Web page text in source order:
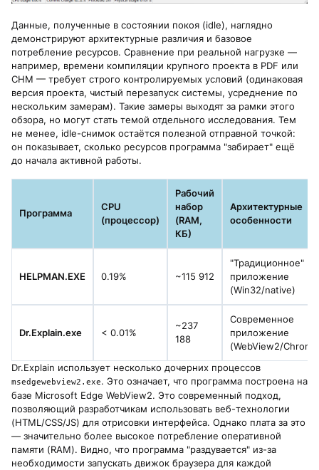
Данные, полученные в состоянии покоя (idle), наглядно
демонстрируют архитектурные различия и базовое
потребление ресурсов. Сравнение при реальной нагрузке —
например, времени компиляции крупного проекта в PDF или
CHM — требует строго контролируемых условий (одинаковая
версия проекта, чистый перезапуск системы, усреднение по
нескольким замерам). Такие замеры выходят за рамки этого
обзора, но могут стать темой отдельного исследования. Тем
не менее, idle-снимок остаётся полезной отправной точкой:
он показывает, сколько ресурсов программа "забирает" ещё
до начала активной работы.
Программа
CPU
(процессор)
Рабочий
набор
(RAM,
КБ)
Архитектурные
особенности
HELPMAN.EXE 0.19% ~115 912
"Традиционное"
приложение
(Win32/native)
Dr.Explain.exe < 0.01%
~237
188
Современное
приложение
(WebView2/
Dr.Explain использует несколько дочерних процессов
msedgewebview2.exe. Это означает, что программа построена на
базе Microsoft Edge WebView2. Это современный подход,
позволяющий разработчикам использовать веб-технологии
(HTML/CSS/JS) для отрисовки интерфейса. Однако плата за это
— значительно более высокое потребление оперативной
памяти (RAM). Видно, что программа "раздувается" из-за
необходимости запускать движок браузера для каждой